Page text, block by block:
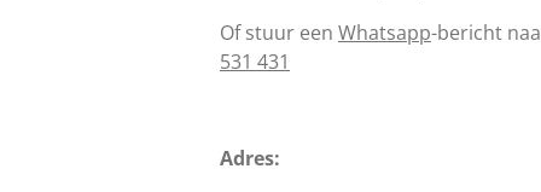
Of stuur een Whatsapp-bericht
531 431
Adres: